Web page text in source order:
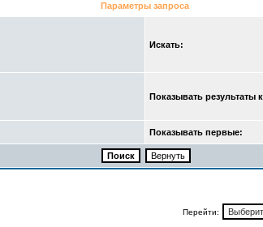
Параметры запроса
Искать:
Показывать результаты
Показывать первые:
Перейти: